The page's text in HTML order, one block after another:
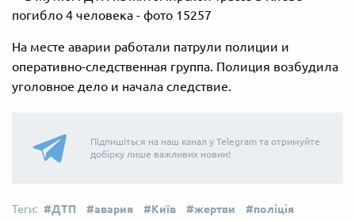
На месте аварии работали патрули полиции и
оперативно-следственная группа. Полиция возбудила
уголовное дело и начала следствие.
Підпишіться на наш канал у Telegram та отримуйте
добірку лише важливих новин!
ДТП авария Київ жертви
поліція